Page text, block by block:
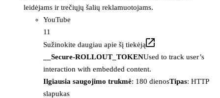
leidėjams ir trečiųjų šalių reklamuotojams.
YouTube
11
Sužinokite daugiau apie šį tiekėją
__Secure-ROLLOUT_TOKENUsed to track user’s
interaction with embedded content.
Ilgiausia saugojimo trukmė: 180 dienosTipas: HTTP
slapukas